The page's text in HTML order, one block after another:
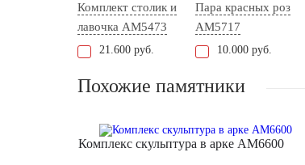
Комплект столик и
лавочка АМ5473
21.600 руб.
Пара красных роз
AM5717
10.000 руб.
Похожие памятники
Комплекс скульптура в арке AM6600